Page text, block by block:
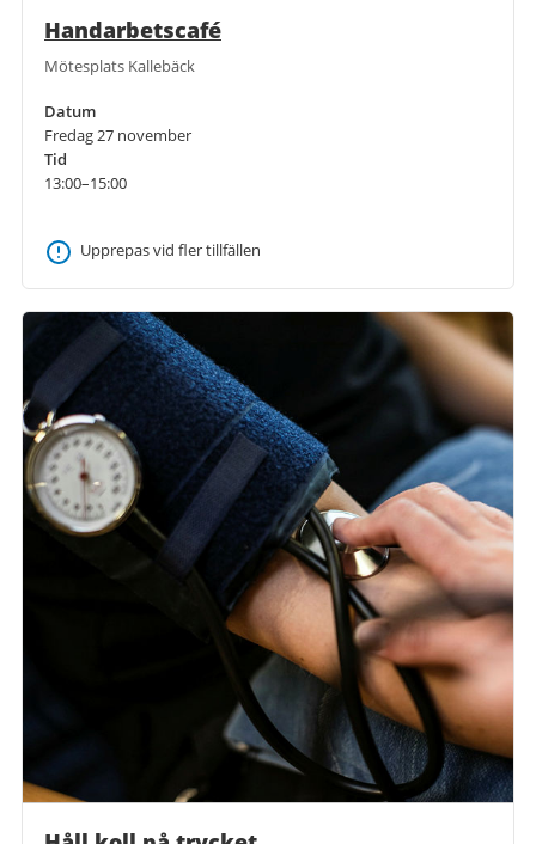
Handarbetscafé
Mötesplats Kallebäck
Datum
Fredag 27 november
Tid
13:00–15:00
Upprepas vid fler tillfällen